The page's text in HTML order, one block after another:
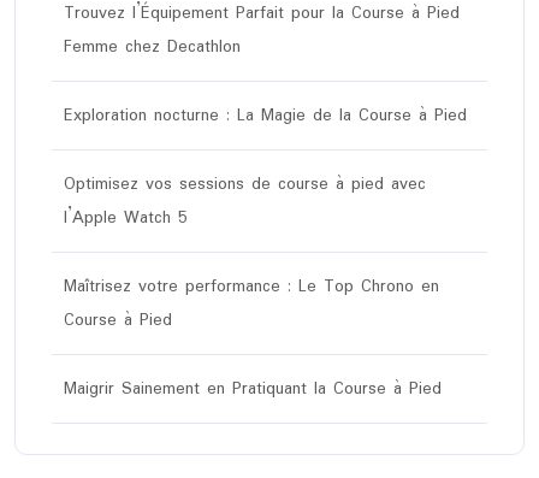
Trouvez l’Équipement Parfait pour la Course à Pied
Femme chez Decathlon
Exploration nocturne : La Magie de la Course à Pied
Optimisez vos sessions de course à pied avec
l’Apple Watch 5
Maîtrisez votre performance : Le Top Chrono en
Course à Pied
Maigrir Sainement en Pratiquant la Course à Pied